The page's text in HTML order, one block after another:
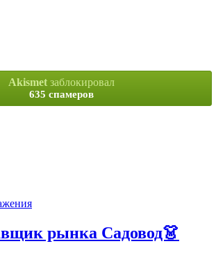
Akismetзаблокировал
635 спамеров
рынка Садовод👗